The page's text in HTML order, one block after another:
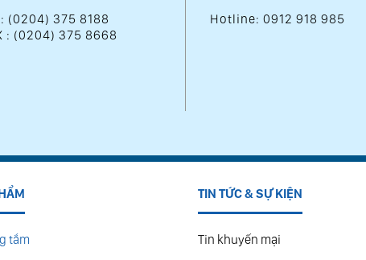
(0204) 375 8188
: (0204) 375 8668
Hotline: 0912 918 985
tắm
TIN TỨC & SỰ KIỆN
Tin khuyến mại